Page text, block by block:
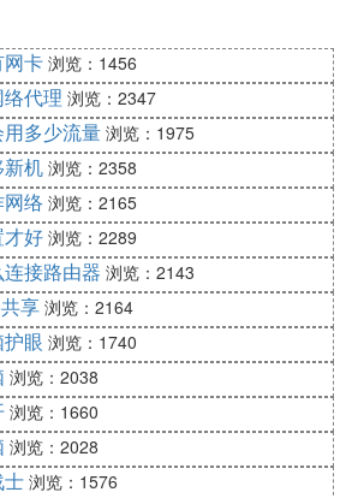
的。从这里我们可以得知路由器
地分配IP地址给我们。（一般的
ip地址都是192.168.0.0--192.16
在我们只要把正确而的IP地址设
，我们回到刚才的这一个页面
志点击。
显示无网络访问权限怎么办
设备连接WiFi试试能否上网，排
试试，或者将路由器恢复一下出
号上网，并根据设置向导重新设
卡 浏览：1456
代理 浏览：2347
多少流量 浏览：1975
机 浏览：2358
络 浏览：2165
好 浏览：2289
接路由器 浏览：2143
享 浏览：2164
眼 浏览：1740
浏览：2038
浏览：1660
浏览：2028
士 浏览：1576